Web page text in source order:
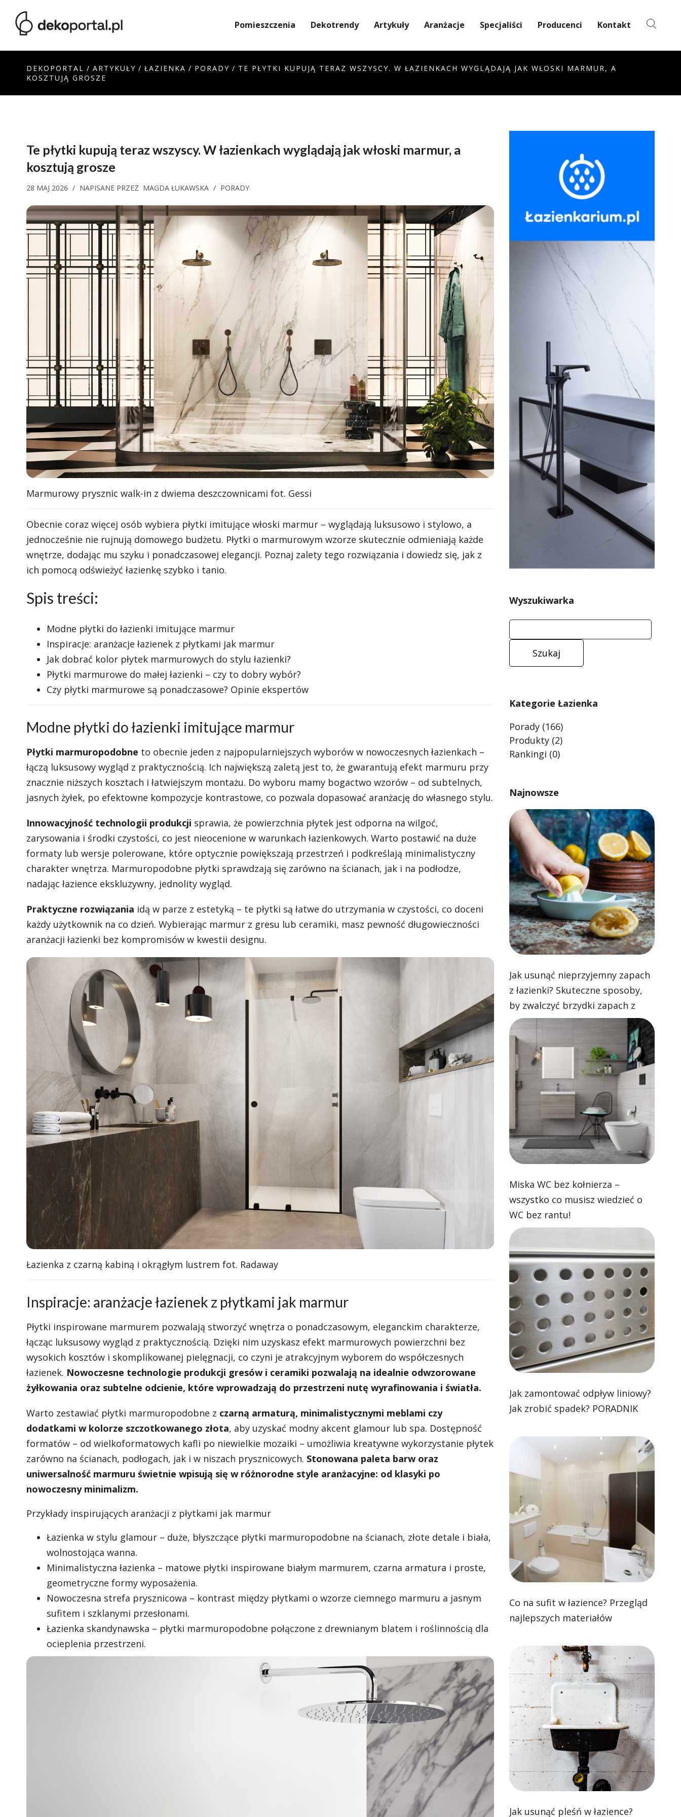
Pomieszczenia Dekotrendy Artykuły Aranżacje Specjaliści Producenci Kontakt
DEKOPORTAL / ARTYKUŁY / ŁAZIENKA / PORADY / TE PŁYTKI KUPUJĄ TERAZ WSZYSCY. W ŁAZIENKACH WYGLĄDAJĄ JAK WŁOSKI MARMUR, A
KOSZTUJĄ GROSZE
Te płytki kupują teraz wszyscy. W łazienkach wyglądają jak włoski marmur, a
kosztują grosze
28 MAJ 2026 / NAPISANE PRZEZ MAGDA ŁUKAWSKA / PORADY
Marmurowy prysznic walk-in z dwiema deszczownicami fot. Gessi
Obecnie coraz więcej osób wybiera płytki imitujące włoski marmur – wyglądają luksusowo i stylowo, a
jednocześnie nie rujnują domowego budżetu. Płytki o marmurowym wzorze skutecznie odmieniają każde
wnętrze, dodając mu szyku i ponadczasowej elegancji. Poznaj zalety tego rozwiązania i dowiedz się, jak z
ich pomocą odświeżyć łazienkę szybko i tanio.
Spis treści:
Modne płytki do łazienki imitujące marmur
Inspiracje: aranżacje łazienek z płytkami jak marmur
Jak dobrać kolor płytek marmurowych do stylu łazienki?
Płytki marmurowe do małej łazienki – czy to dobry wybór?
Czy płytki marmurowe są ponadczasowe? Opinie ekspertów
Modne płytki do łazienki imitujące marmur
Płytki marmuropodobne to obecnie jeden z najpopularniejszych wyborów w nowoczesnych łazienkach –
łączą luksusowy wygląd z praktycznością. Ich największą zaletą jest to, że gwarantują efekt marmuru przy
znacznie niższych kosztach i łatwiejszym montażu. Do wyboru mamy bogactwo wzorów – od subtelnych,
jasnych żyłek, po efektowne kompozycje kontrastowe, co pozwala dopasować aranżację do własnego stylu.
Innowacyjność technologii produkcji sprawia, że powierzchnia płytek jest odporna na wilgoć,
zarysowania i środki czystości, co jest nieocenione w warunkach łazienkowych. Warto postawić na duże
formaty lub wersje polerowane, które optycznie powiększają przestrzeń i podkreślają minimalistyczny
charakter wnętrza. Marmuropodobne płytki sprawdzają się zarówno na ścianach, jak i na podłodze,
nadając łazience ekskluzywny, jednolity wygląd.
Praktyczne rozwiązania idą w parze z estetyką – te płytki są łatwe do utrzymania w czystości, co doceni
każdy użytkownik na co dzień. Wybierając marmur z gresu lub ceramiki, masz pewność długowieczności
aranżacji łazienki bez kompromisów w kwestii designu.
Łazienka z czarną kabiną i okrągłym lustrem fot. Radaway
Inspiracje: aranżacje łazienek z płytkami jak marmur
Płytki inspirowane marmurem pozwalają stworzyć wnętrza o ponadczasowym, eleganckim charakterze,
łącząc luksusowy wygląd z praktycznością. Dzięki nim uzyskasz efekt marmurowych powierzchni bez
wysokich kosztów i skomplikowanej pielęgnacji, co czyni je atrakcyjnym wyborem do współczesnych
łazienek. Nowoczesne technologie produkcji gresów i ceramiki pozwalają na idealnie odwzorowane
żyłkowania oraz subtelne odcienie, które wprowadzają do przestrzeni nutę wyrafinowania i światła.
Warto zestawiać płytki marmuropodobne z czarną armaturą, minimalistycznymi meblami czy
dodatkami w kolorze szczotkowanego złota, aby uzyskać modny akcent glamour lub spa. Dostępność
formatów – od wielkoformatowych kafli po niewielkie mozaiki – umożliwia kreatywne wykorzystanie płytek
zarówno na ścianach, podłogach, jak i w niszach prysznicowych. Stonowana paleta barw oraz
uniwersalność marmuru świetnie wpisują się w różnorodne style aranżacyjne: od klasyki po
nowoczesny minimalizm.
Przykłady inspirujących aranżacji z płytkami jak marmur
Łazienka w stylu glamour – duże, błyszczące płytki marmuropodobne na ścianach, złote detale i biała,
wolnostojąca wanna.
Minimalistyczna łazienka – matowe płytki inspirowane białym marmurem, czarna armatura i proste,
geometryczne formy wyposażenia.
Nowoczesna strefa prysznicowa – kontrast między płytkami o wzorze ciemnego marmuru a jasnym
sufitem i szklanymi przesłonami.
Łazienka skandynawska – płytki marmuropodobne połączone z drewnianym blatem i roślinnością dla
ocieplenia przestrzeni.
Wyszukiwarka
Kategorie Łazienka
Porady(166)
Produkty(2)
Rankingi (0)
Najnowsze
Jak usunąć nieprzyjemny zapach
z łazienki? Skuteczne sposoby,
by zwalczyć brzydki zapach z
toalety, brodzika i umywalki!
Miska WC bez kołnierza –
wszystko co musisz wiedzieć o
WC bez rantu!
Jak zamontować odpływ liniowy?
Jak zrobić spadek? PORADNIK
Co na sufit w łazience? Przegląd
najlepszych materiałów
Jak usunąć pleśń w łazience?